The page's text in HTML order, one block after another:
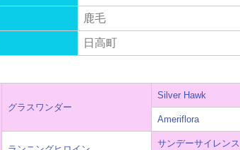
鹿毛
日高町
グラスワンダー
Silver Hawk
Ameriflora
サンデーサイレンス